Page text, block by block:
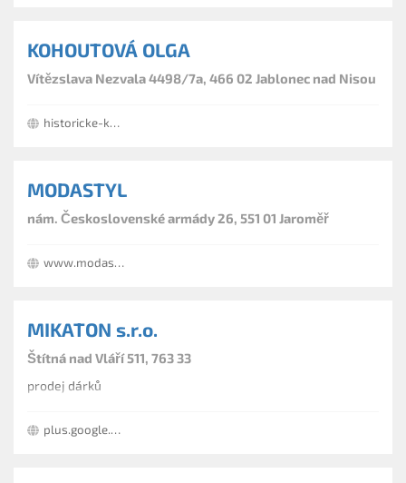
KOHOUTOVÁ OLGA
Vítězslava Nezvala 4498/7a, 466 02 Jablonec nad Nisou
historicke-kostymy.eu
MODASTYL
nám. Československé armády 26, 551 01 Jaroměř
www.modastylshop.cz
MIKATON s.r.o.
Štítná nad Vláří 511, 763 33
prodej dárků
plus.google.com/+BexisCz